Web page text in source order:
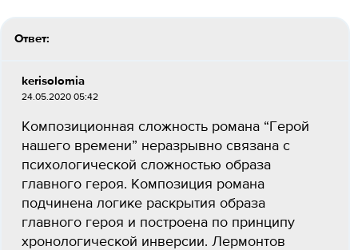
Ответ:
kerisolomia
24.05.2020 05:42
Композиционная сложность романа “Герой
нашего времени” неразрывно связана с
психологической сложностью образа
главного героя. Композиция романа
подчинена логике раскрытия образа
главного героя и построена по принципу
хронологической инверсии. Лермонтов